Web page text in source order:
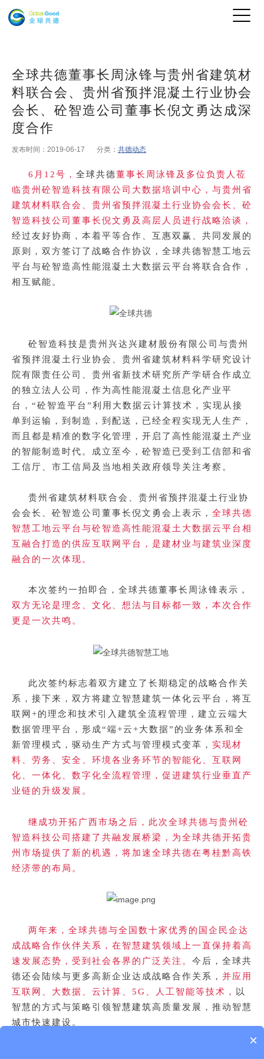
全球共德董事长周泳锋与贵州省建筑材
料联合会、贵州省预拌混凝土行业协会
会长、砼智造公司董事长倪文勇达成深
度合作
发布时间：2019-06-17 分类： 共德动态
6月12号， 全球共德董事长周泳锋及多位负责人莅
临贵州砼智造科技有限公司大数据培训中心，与贵州省
建筑材料联合会、贵州省预拌混凝土行业协会会长、砼
智造科技公司董事长倪文勇及高层人员进行战略洽谈，
经过友好协商，本着平等合作、互惠双赢、共同发展的
原则，双方签订了战略合作协议，全球共德智慧工地云
平台与砼智造高性能混凝土大数据云平台将联合合作，
相互赋能。
砼智造科技是贵州兴达兴建材股份有限公司与贵州
省预拌混凝土行业协会、贵州省建筑材料科学研究设计
院有限责任公司、贵州省新技术研究所产学研合作成立
的独立法人公司，作为高性能混凝土信息化产业平
台， “砼智造平台”利用大数据云计算技术，实现从接
单到运输，到制造，到配送，已经全程实现无人生产，
而且都是精准的数字化管理，开启了高性能混凝土产业
的智能制造时代。成立至今，砼智造已受到工信部和省
工信厅、市工信局及当地相关政府领导关注考察。
贵州省建筑材料联合会、贵州省预拌混凝土行业协
会会长、砼智造公司董事长倪文勇会上表示， 全球共德
智慧工地云平台与砼智造高性能混凝土大数据云平台相
互融合打造的供应互联网平台，是建材业与建筑业深度
融合的一次体现。
本次签约一拍即合，全球共德董事长周泳锋表示，
双方无论是理念、文化、想法与目标都一致，本次合作
更是一次共鸣。
此次签约标志着双方建立了长期稳定的战略合作关
系，接下来，双方将建立智慧建筑一体化云平台，将互
联网+的理念和技术引入建筑全流程管理，建立云端大
数据管理平台，形成“端+云+大数据”的业务体系和全
新管理模式，驱动生产方式与管理模式变革， 实现材
料、劳务、安全、环境各业务环节的智能化、互联网
化、一体化、数字化全流程管理，促进建筑行业垂直产
业链的升级发展。
继成功开拓广西市场之后，此次全球共德与贵州砼
智造科技公司搭建了共融发展桥梁，为全球共德开拓贵
州市场提供了新的机遇，将加速全球共德在粤桂黔高铁
经济带的布局。
两年来，全球共德与全国数十家优秀的国企民企达
成战略合作伙伴关系，在智慧建筑领域上一直保持着高
速发展态势，受到社会各界的广泛关注。 今后，全球共
德还会陆续与更多高新企业达成战略合作关系， 并应用
互联网、大数据、云计算、 5G、人工智能等技术，
以
智慧的方式与策略引领 智慧建筑高质量发展，推动智慧
城市快速建设。
×